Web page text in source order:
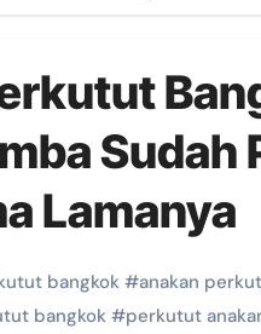
Sudah
Lamanya
bangkok #anakan
bangkok#perkutut